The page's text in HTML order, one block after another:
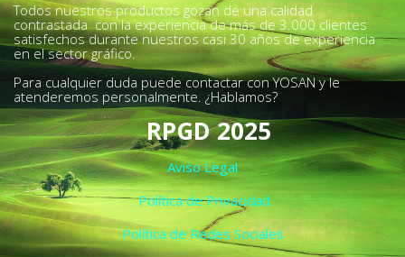
Todos nuestros productos gozan de una calidad
contrastada con la experiencia de más de 3.000 clientes
satisfechos durante nuestros casi 30 años de experiencia
en el sector gráfico.
Para cualquier duda puede contactar con YOSAN y le
atenderemos personalmente. ¿Hablamos?
RPGD 2025
Aviso Legal
Política de Privacidad
Política de Redes Sociales